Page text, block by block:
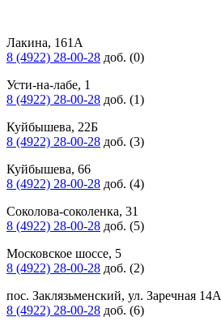
Лакина, 161А
8 (4922) 28-00-28 доб. (0)
Усти-на-лабе, 1
8 (4922) 28-00-28 доб. (1)
Куйбышева, 22Б
8 (4922) 28-00-28 доб. (3)
Куйбышева, 66
8 (4922) 28-00-28 доб. (4)
Соколова-соколенка, 31
8 (4922) 28-00-28 доб. (5)
Московское шоссе, 5
8 (4922) 28-00-28 доб. (2)
пос. Заклязьменский, ул. Заречная 14А
8 (4922) 28-00-28 доб. (6)